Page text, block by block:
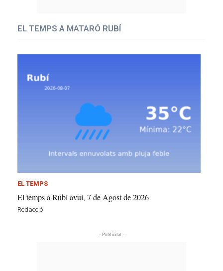
EL TEMPS A MATARÓ RUBÍ
EL TEMPS
El temps a Rubí avui, 7 de Agost de 2026
Redacció
- Publicitat -